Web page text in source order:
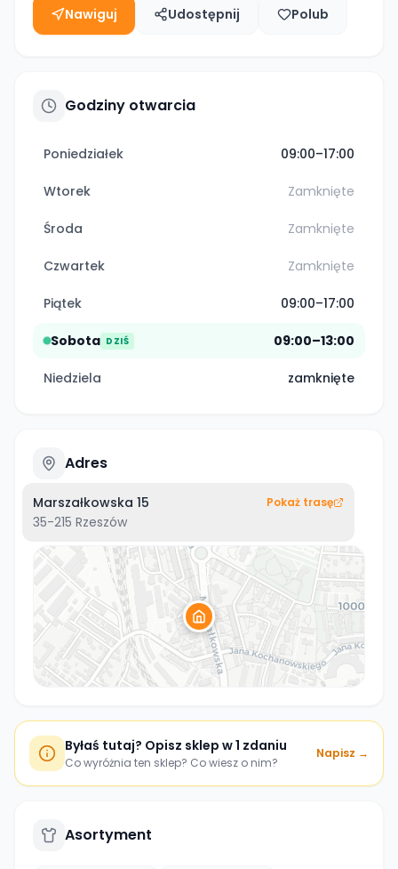
Nawiguj Udostępnij Polub
Godziny otwarcia
Poniedziałek 09:00–17:00
Wtorek Zamknięte
Środa Zamknięte
Czwartek Zamknięte
Piątek 09:00–17:00
Sobota DZIŚ 09:00–13:00
Niedziela zamknięte
Adres
Marszałkowska 15
35-215 Rzeszów
Pokaż trasę
Byłaś tutaj? Opisz sklep w 1 zdaniu
Co wyróżnia ten sklep? Co wiesz o nim?
Napisz →
Asortyment